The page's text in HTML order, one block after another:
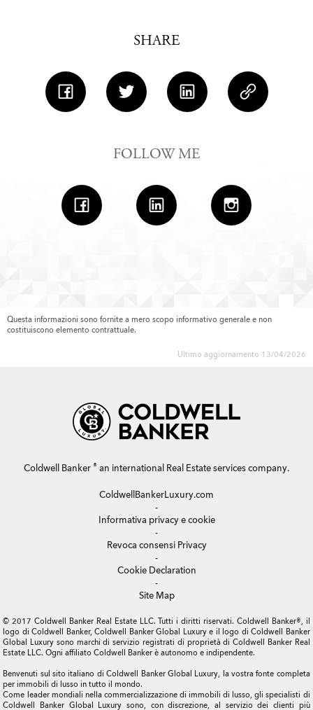
SHARE
FOLLOW ME
Questa informazioni sono fornite a mero scopo informativo generale e non
costituiscono elemento contrattuale.
Ultimo aggiornamento 13/04/2026
Coldwell Banker ® an international Real Estate services company.
ColdwellBankerLuxury.com
-
Informativa privacy e cookie
-
Revoca consensi Privacy
-
Cookie Declaration
-
Site Map
© 2017 Coldwell Banker Real Estate LLC. Tutti i diritti riservati. Coldwell Banker®, il
logo di Coldwell Banker, Coldwell Banker Global Luxury e il logo di Coldwell Banker
Global Luxury sono marchi di servizio registrati di proprietà di Coldwell Banker Real
Estate LLC. Ogni affiliato Coldwell Banker è autonomo e indipendente.
Benvenuti sul sito italiano di Coldwell Banker Global Luxury, la vostra fonte completa
per immobili di lusso in tutto il mondo.
Come leader mondiali nella commercializzazione di immobili di lusso, gli specialisti di
Coldwell Banker Global Luxury sono, con discrezione, al servizio dei clienti più